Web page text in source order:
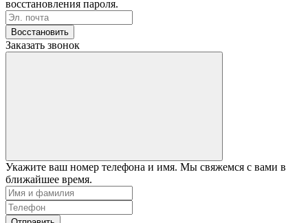
восстановления пароля.
Восстановить
Заказать звонок
Укажите ваш номер телефона и имя. Мы свяжемся с вами в
ближайшее время.